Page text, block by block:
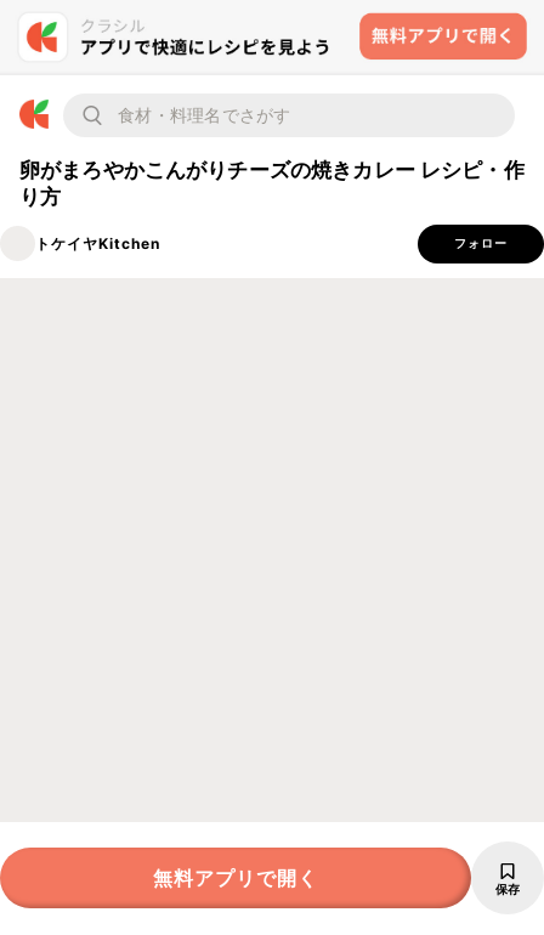
卵がまろやかこんがりチーズの焼きカレー レシピ・作
り方
トケイヤKitchen フォロー
無料アプリで開く 保存